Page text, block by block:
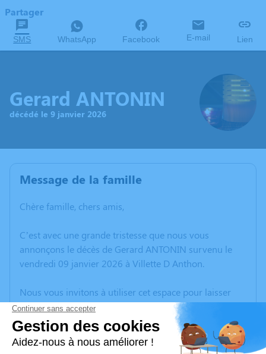
Partager
SMS WhatsApp Facebook E-mail Lien
Gerard ANTONIN
décédé le 9 janvier 2026
Message de la famille
Chère famille, chers amis,
C’est avec une grande tristesse que nous vous
annonçons le décès de Gerard ANTONIN survenu le
vendredi 09 janvier 2026 à Villette D Anthon.
Nous vous invitons à utiliser cet espace pour laisser
vos condoléances, partager des photos souvenirs, une
anecdote ou exprimer vos pensées à travers des
poèmes ou des textes. Cet endroit est un lieu
d'expression dédié à honorer la mémoire de Gerard